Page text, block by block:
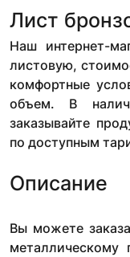
Лист
Наш интернет-
листовую,
комфортные
объем. В
заказывайте
по доступным
Описание
Вы можете
металлическому